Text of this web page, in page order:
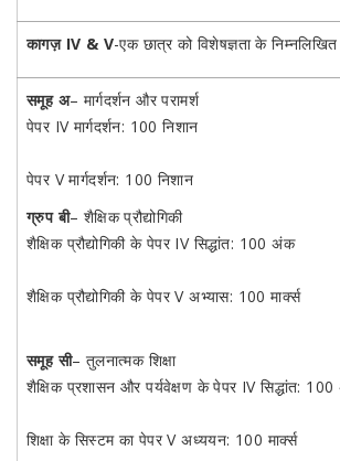
कागज़ IV & V-एक छात्र को विशेषज्ञता के
समूह अ– मार्गदर्शन और परामर्श
पेपर IV मार्गदर्शन: 100 निशान
पेपर V मार्गदर्शन: 100 निशान
ग्रुप बी– शैक्षिक प्रौद्योगिकी
शैक्षिक प्रौद्योगिकी के पेपर IV सिद्धांत: 100 अंक
शैक्षिक प्रौद्योगिकी के पेपर V अभ्यास: 100 मार्क्स
समूह सी– तुलनात्मक शिक्षा
शैक्षिक प्रशासन और पर्यवेक्षण के पेपर IV सिद्धांत:
शिक्षा के सिस्टम का पेपर V अध्ययन: 100 मार्क्स